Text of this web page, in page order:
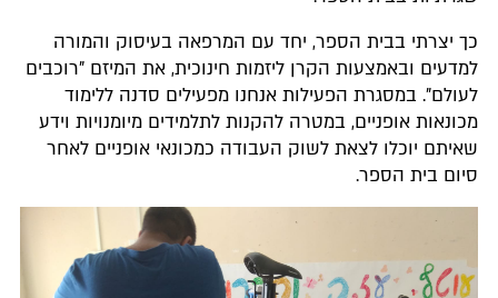
כך יצרתי בבית הספר, יחד עם המרפאה בעיסוק והמורה
למדעים ובאמצעות הקרן ליזמות חינוכית, את המיזם "רוכבים
לעולם". במסגרת הפעילות אנחנו מפעילים סדנה ללימוד
מכונאות אופניים, במטרה להקנות לתלמידים מיומנויות וידע
שאיתם יוכלו לצאת לשוק העבודה כמכונאי אופניים לאחר
סיום בית הספר.